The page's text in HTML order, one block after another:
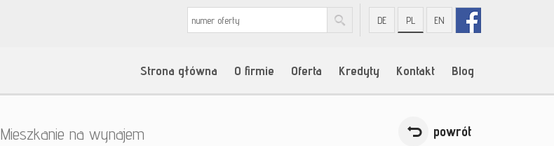
DE PL EN
Strona główna O firmie Oferta Kredyty Kontakt Blog
Mieszkanie na wynajem powrót